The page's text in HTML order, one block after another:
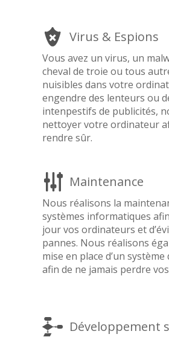
Virus & Espions
Vous avez un virus, un
cheval de troie ou tous
nuisibles dans votre
engendre des lenteurs ou
intenpestifs de publicités,
nettoyer votre ordinateur
rendre sûr.
Maintenance
Nous réalisons la
systèmes informatiques
jour vos ordinateurs et
pannes. Nous réalisons
mise en place d’un système
afin de ne jamais perdre
Développement